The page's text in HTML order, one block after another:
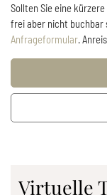
Sollten Sie eine
frei aber nicht buchbar
Anfrageformular .
Virtuelle